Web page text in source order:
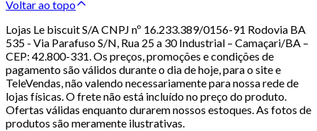
Voltar ao topo
Lojas Le biscuit S/A CNPJ nº 16.233.389/0156-91 Rodovia BA
535 - Via Parafuso S/N, Rua 25 a 30 Industrial – Camaçari/BA –
CEP: 42.800-331. Os preços, promoções e condições de
pagamento são válidos durante o dia de hoje, para o site e
TeleVendas, não valendo necessariamente para nossa rede de
lojas físicas. O frete não está incluído no preço do produto.
Ofertas válidas enquanto durarem nossos estoques. As fotos de
produtos são meramente ilustrativas.